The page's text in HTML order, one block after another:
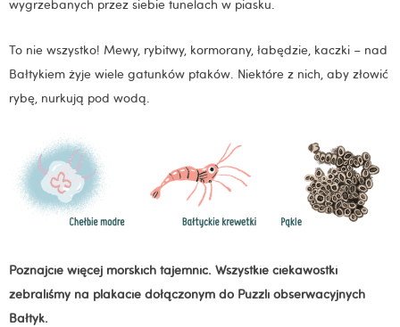
wygrzebanych przez siebie tunelach w piasku.
To nie wszystko! Mewy, rybitwy, kormorany, łabędzie, kaczki – nad
Bałtykiem żyje wiele gatunków ptaków. Niektóre z nich, aby złowić
rybę, nurkują pod wodą.
Poznajcie więcej morskich tajemnic. Wszystkie ciekawostki
zebraliśmy na plakacie dołączonym do Puzzli obserwacyjnych
Bałtyk.